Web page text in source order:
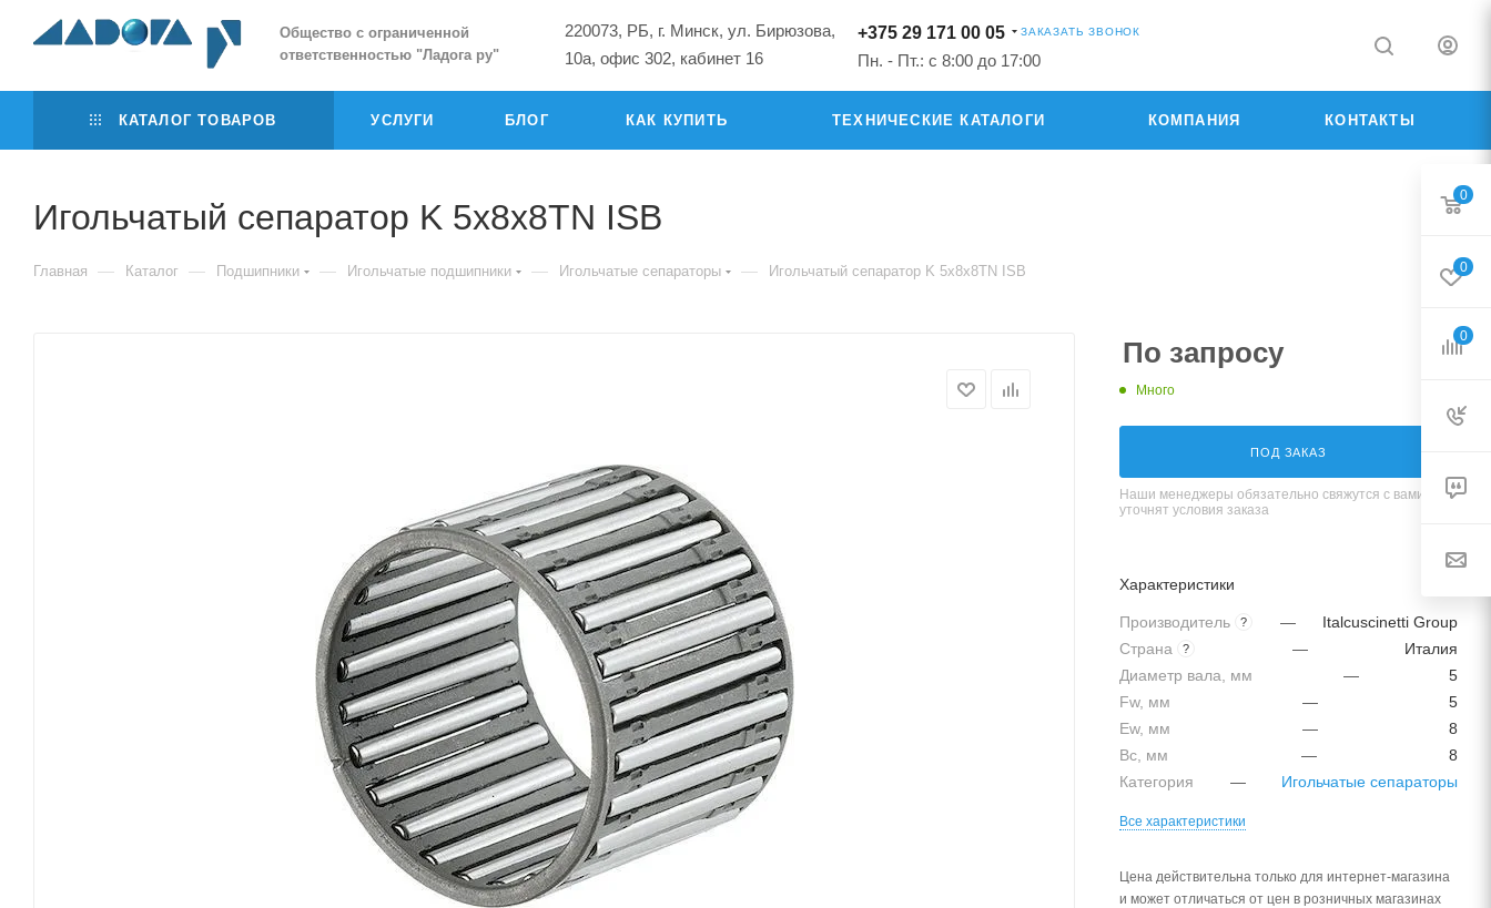
Общество с ограниченной
ответственностью "Ладога ру"
220073, РБ, г. Минск, ул. Бирюзова,
10а, офис 302, кабинет 16
+375 29 171 00 05 ЗАКАЗАТЬ ЗВОНОК
Пн. - Пт.: с 8:00 до 17:00
КАТАЛОГ ТОВАРОВ УСЛУГИ БЛОГ КАК КУПИТЬ ТЕХНИЧЕСКИЕ КАТАЛОГИ КОМПАНИЯ КОНТАКТЫ
Игольчатый сепаратор K 5x8x8TN ISB
Главная — Каталог — Подшипники — Игольчатые подшипники — Игольчатые сепараторы — Игольчатый сепаратор K 5x8x8TN ISB
По запросу
Много
ПОД ЗАКАЗ
Наши менеджеры обязательно свяжутся с вами и
уточнят условия заказа
Характеристики
Производитель ? —
Italcuscinetti Group
Страна
? —
Италия
Диаметр вала, мм
—
5
Fw, мм
—
5
Ew, мм
—
8
Bc, мм
—
8
Категория
— Игольчатые сепараторы
Все характеристики
Цена действительна только для интернет-магазина
и может отличаться от цен в розничных магазинах
0
0
0